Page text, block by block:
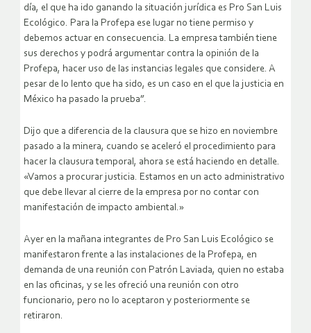
día, el que ha ido ganando la situación jurídica es Pro San Luis
Ecológico. Para la Profepa ese lugar no tiene permiso y
debemos actuar en consecuencia. La empresa también tiene
sus derechos y podrá argumentar contra la opinión de la
Profepa, hacer uso de las instancias legales que considere. A
pesar de lo lento que ha sido, es un caso en el que la justicia en
México ha pasado la prueba”.
Dijo que a diferencia de la clausura que se hizo en noviembre
pasado a la minera, cuando se aceleró el procedimiento para
hacer la clausura temporal, ahora se está haciendo en detalle.
«Vamos a procurar justicia. Estamos en un acto administrativo
que debe llevar al cierre de la empresa por no contar con
manifestación de impacto ambiental.»
Ayer en la mañana integrantes de Pro San Luis Ecológico se
manifestaron frente a las instalaciones de la Profepa, en
demanda de una reunión con Patrón Laviada, quien no estaba
en las oficinas, y se les ofreció una reunión con otro
funcionario, pero no lo aceptaron y posteriormente se
retiraron.